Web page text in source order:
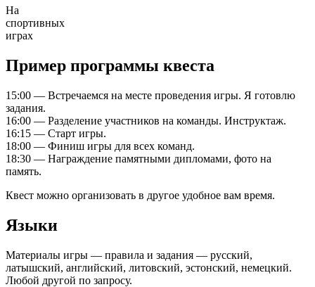
На
спортивных
играх
Пример программы квеста
15:00 — Встречаемся на месте проведения игры. Я готовлю
задания.
16:00 — Разделение участников на команды. Инструктаж.
16:15 — Старт игры.
18:00 — Финиш игры для всех команд.
18:30 — Награждение памятными дипломами, фото на
память.
Квест можно организовать в другое удобное вам время.
Языки
Материалы игры — правила и задания — русский,
латышский, английский, литовский, эстонский, немецкий.
Любой другой по запросу.